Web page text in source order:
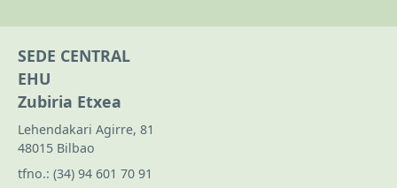
SEDE CENTRAL
EHU
Zubiria Etxea
Lehendakari Agirre, 81
48015 Bilbao
tfno.: (34) 94 601 70 91